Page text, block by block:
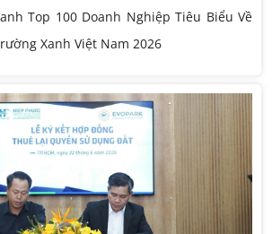
Top 100 Doanh Nghiệp Tiêu Biểu Về
Xanh Việt Nam 2026